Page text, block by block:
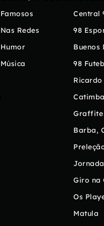
Famosos
Nas Redes
Humor
Música
Central
98
Buenos
98
Ricardo
Graffite
Barba,
Giro na
Os
Matula